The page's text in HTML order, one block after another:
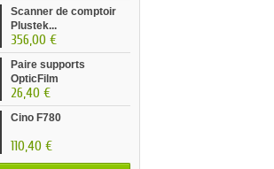
Scanner de comptoir
Plustek...
356,00 €
Paire supports
OpticFilm
26,40 €
Cino F780
110,40 €